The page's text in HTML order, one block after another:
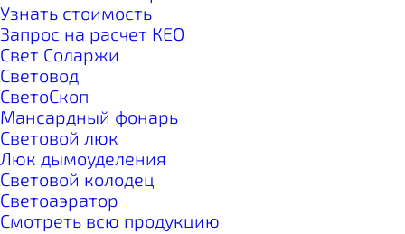
Узнать стоимость
Запрос на расчет КЕО
Свет Соларжи
Световод
СветоСкоп
Мансардный фонарь
Световой люк
Люк дымоуделения
Световой колодец
Светоаэратор
Смотреть всю продукцию